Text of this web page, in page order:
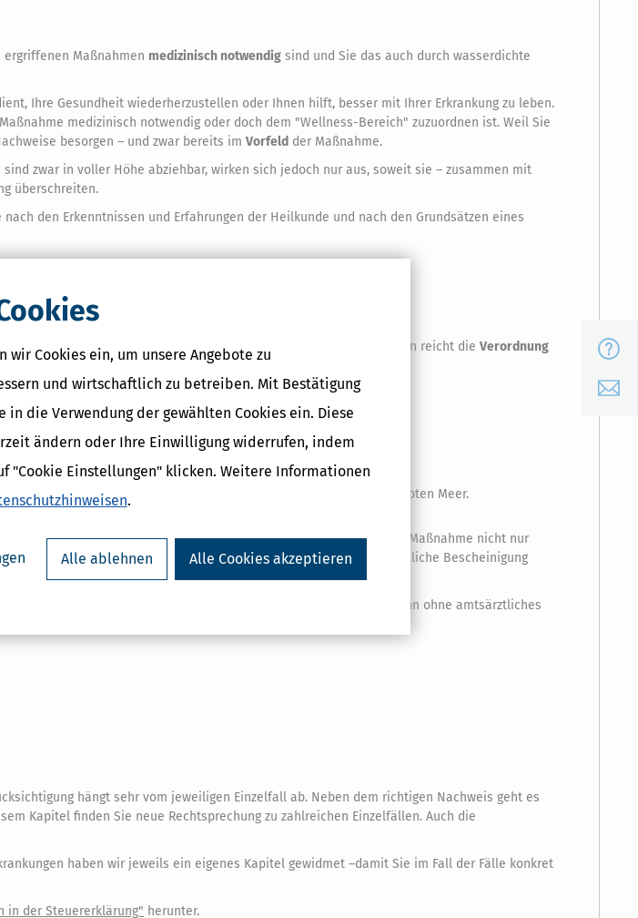
wir Cookies ein, um unsere Angebote zu
und wirtschaftlich zu betreiben. Mit Bestätigung
in die Verwendung der gewählten Cookies ein. Diese
ändern oder Ihre Einwilligung widerrufen, indem
"Cookie Einstellungen" klicken. Weitere Informationen
.
Alle ablehnen Alle Cookies akzeptieren
FAQ
E-Mail
Maßnahmen medizinisch notwendig sind und Sie das auch durch wasserdichte
Ihre Gesundheit wiederherzustellen oder Ihnen hilft, besser mit Ihrer Erkrankung zu leben.
medizinisch notwendig oder doch dem "Wellness-Bereich" zuzuordnen ist. Weil Sie
besorgen – und zwar bereits im Vorfeld der Maßnahme.
zwar in voller Höhe abziehbar, wirken sich jedoch nur aus, soweit sie – zusammen mit
überschreiten.
den Erkenntnissen und Erfahrungen der Heilkunde und nach den Grundsätzen eines
oder die Behandlung eines gebrochenen Beines, dann reicht die Verordnung
nicht rezeptpflichtige Medikamente.
sind,
zum Beispiel in einem Sanatorium oder zur Klimatherapie am Toten Meer.
soll hier nachgewiesen werden, dass der behandelnde Arzt die Maßnahme nicht nur
Deshalb will der Beamte ein Gutachten desAmtsarztesoder die ärztliche Bescheinigung
verlangt. Hier müssen Sie unbedingt Bescheid wissen, denn ohne amtsärztliches
hängt sehr vom jeweiligen Einzelfall ab. Neben dem richtigen Nachweis geht es
Kapitel finden Sie neue Rechtsprechung zu zahlreichen Einzelfällen. Auch die
haben wir jeweils ein eigenes Kapitel gewidmet –damit Sie im Fall der Fälle konkret
in der Steuererklärung" herunter.